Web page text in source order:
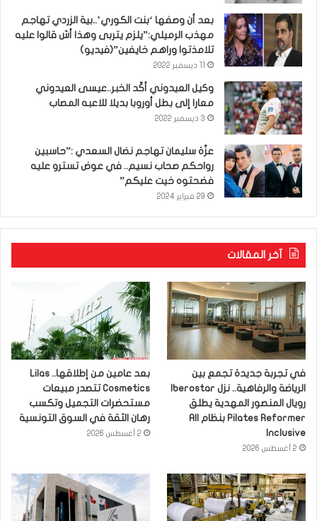
بعد أن وصفها ‘بنت الكوري’..بية الزردي تهاجم
مهذب الرميلي:”يلزم يتربى وهذا أش قالوا عليه
تلامذتوا وراهم خايفين”(فيديو)
وكيل العيدوني أكّد الخبر..عيسى العيدوني
معارا إلى بطل أوروبا بديلا للاعبه المصاب
3 ديسمبر 2022
عزّة سليمان تهاجم نضال السعدي :”حاسبين
رواحكم صحاب نسيم.. في عوض تسترو عليه
فضحتوه خيت عليكم”
29 فبراير 2024
آخر المقالات
في تجربة جديدة تجمع بين
رويال المنصور المهدية يطلق
Pilates Reformer بنظام All
Inclusive
2 أغسطس 2026
بعد عامين من إطلاقها.. Lilas
Cosmetics تتصدر مبيعات
مستحضرات التجميل وتكسب
رهان الثقة في السوق التونسية
2 أغسطس 2026